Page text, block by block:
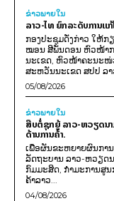
ຂ່າວພາຍ​ໃນ
ລາວ-ໄທ ຍົກລະດັບການແ
ກອງປະຊຸມດັ່ງກ່າວ ໃຫ້ກ
ໝອນ ສີພັນດອນ ຫົວໜ້າກ
ນະເຂດ, ຫົວໜ້າຄະນະໜ່
ສະຫວັນນະເຂດ ສປປ ລາ
05/08/2026
ຂ່າວພາຍ​ໃນ
ສືບຕໍ່ຊຸກຍູ້ ລາວ-ຫວຽດນາ
ດ້ານການຄ້າ.
ເພື່ອຜັນຂະຫຍາຍຜົນກາ
ລັດຖະບານ ລາວ-ຫວຽດນ
ກົມມະສິດ, ກຳມະການສູ
ຄ້າລາວ...
04/08/2026